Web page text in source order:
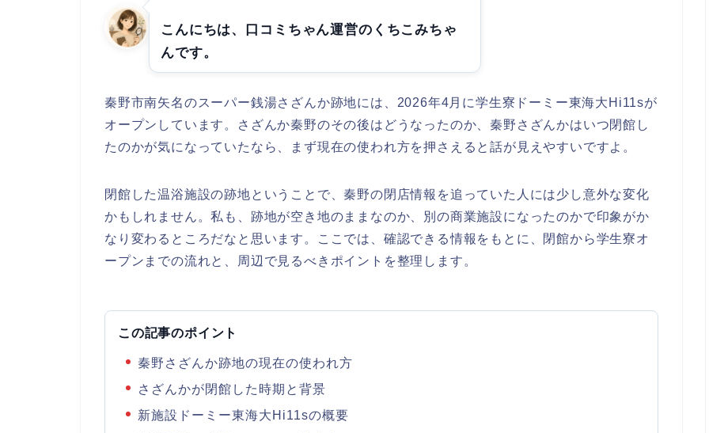
こんにちは、口コミちゃん運営のくちこみちゃ
んです。
秦野市南矢名のスーパー銭湯さざんか跡地には、2026年4月に学生寮ドーミー東海大Hi11sが
オープンしています。さざんか秦野のその後はどうなったのか、秦野さざんかはいつ閉館し
たのかが気になっていたなら、まず現在の使われ方を押さえると話が見えやすいですよ。
閉館した温浴施設の跡地ということで、秦野の閉店情報を追っていた人には少し意外な変化
かもしれません。私も、跡地が空き地のままなのか、別の商業施設になったのかで印象がか
なり変わるところだなと思います。ここでは、確認できる情報をもとに、閉館から学生寮オ
ープンまでの流れと、周辺で見るべきポイントを整理します。
この記事のポイント
秦野さざんか跡地の現在の使われ方
さざんかが閉館した時期と背景
新施設ドーミー東海大Hi11sの概要